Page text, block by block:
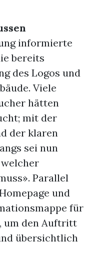
informierte
bereits
des Logos und
Viele
hätten
mit der
der klaren
sei nun
Parallel
und
für
um den Auftritt
übersichtlich